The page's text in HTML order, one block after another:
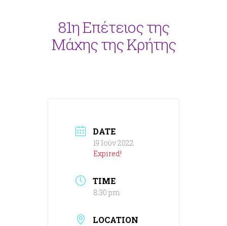
81η Επέτειος της
Μάχης της Κρήτης
DATE
19 Ιούν 2022
Expired!
TIME
8:30 pm
LOCATION